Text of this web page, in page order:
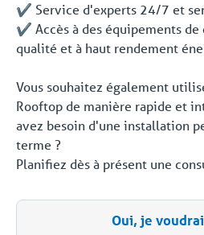
✔️ Service d'experts 24/7 et
✔️ Accès à des équipements
qualité et à haut rendement
Vous souhaitez également
Rooftop de manière rapide et
avez besoin d'une installation
terme ?
Planifiez dès à présent une
Oui, je